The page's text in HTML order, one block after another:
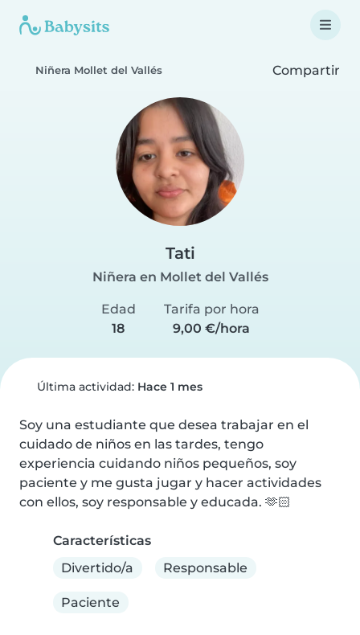
Niñera Mollet del Vallés Compartir
Tati
Niñera en Mollet del Vallés
Edad
18
Tarifa por hora
9,00 €/hora
Última actividad: Hace 1 mes
Soy una estudiante que desea trabajar en el
cuidado de niños en las tardes, tengo
experiencia cuidando niños pequeños, soy
paciente y me gusta jugar y hacer actividades
con ellos, soy responsable y educada. 🫶🏻
Características
Divertido/a
Responsable
Paciente